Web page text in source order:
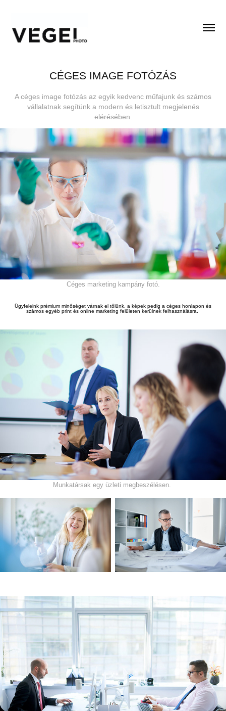
CÉGES IMAGE FOTÓZÁS
A céges image fotózás az egyik kedvenc műfajunk és számos
vállalatnak segítünk a modern és letisztult megjelenés
elérésében.
Céges marketing kampány fotó.
Ügyfeleink prémium minőséget várnak el tőlünk, a képek pedig a céges honlapon és
számos egyéb print és online marketing felületen kerülnek felhasználásra.
Munkatársak egy üzleti megbeszélésen.